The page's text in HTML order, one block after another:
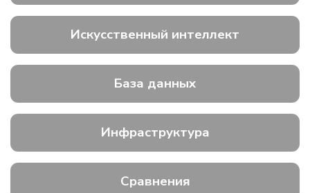
Искусственный интеллект
База данных
Инфраструктура
Сравнения